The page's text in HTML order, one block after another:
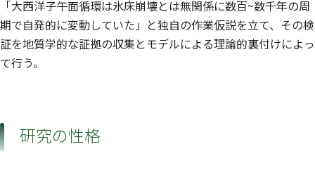
「大西洋子午面循環は氷床崩壊とは無関係に数百~数千年の周
期で自発的に変動していた」と独自の作業仮説を立て、その検
証を地質学的な証拠の収集とモデルによる理論的裏付けによっ
て行う。
研究の性格